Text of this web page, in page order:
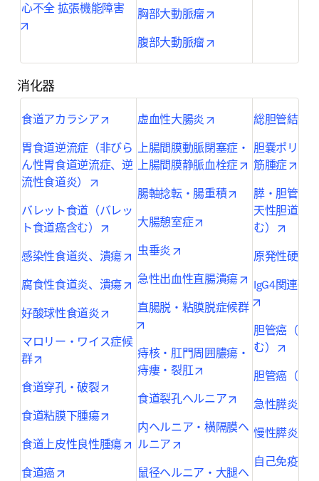
心不全 拡張機能障害
胸部大動脈瘤
腹部大動脈瘤
消化器
食道アカラシア opens in new tab/window
胃食道逆流症（非びら
ん性胃食道逆流症、逆
流性食道炎）
バレット食道（バレッ
ト食道癌含む）
opens in new tab/window
感染性食道炎、潰瘍 opens in new tab/window
腐食性食道炎、潰瘍 opens in new tab/window
好酸球性食道炎 opens in new tab/window
マロリー・ワイス症候
群
opens in new tab/window
食道穿孔・破裂
食道粘膜下腫瘍
食道上皮性良性腫瘍 opens in new tab/window
食道癌 opens in new tab/window
虚血性大腸炎 opens in new tab/
上腸間膜動脈閉塞症・
上腸間膜静脈血栓症
opens in new
腸軸捻転・腸重積 opens in new
大腸憩室症 opens in new tab/
虫垂炎 opens in new tab/window
急性出血性直腸潰瘍 opens in new
直腸脱・粘膜脱症候群
opens in new tab/window
痔核・肛門周囲膿瘍・
痔瘻・裂肛
opens in new tab/
食道裂孔ヘルニア opens in new
内ヘルニア・横隔膜ヘ
ルニア
鼠径ヘルニア・大腿ヘ
総胆管結石
胆嚢ポリー
筋腫症
膵・胆管合
天性胆道拡
む）
原発性硬化
IgG4関連硬
胆管癌（肝
む）
胆管癌（遠
急性膵炎
慢性膵炎
自己免疫性